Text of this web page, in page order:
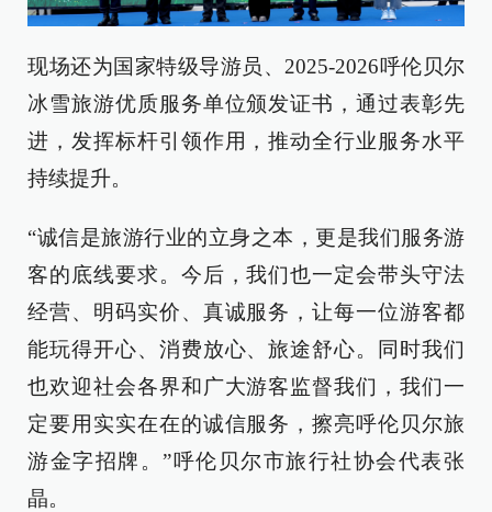
现场还为国家特级导游员、2025-2026呼伦贝尔
冰雪旅游优质服务单位颁发证书，通过表彰先
进，发挥标杆引领作用，推动全行业服务水平
持续提升。
“诚信是旅游行业的立身之本，更是我们服务游
客的底线要求。今后，我们也一定会带头守法
经营、明码实价、真诚服务，让每一位游客都
能玩得开心、消费放心、旅途舒心。同时我们
也欢迎社会各界和广大游客监督我们，我们一
定要用实实在在的诚信服务，擦亮呼伦贝尔旅
游金字招牌。”呼伦贝尔市旅行社协会代表张
晶。